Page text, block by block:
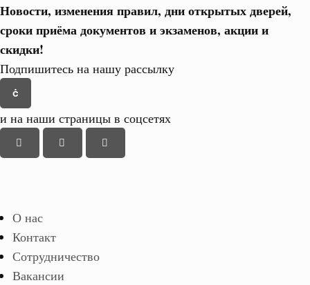
Новости, изменения правил, дни открытых дверей,
сроки приёма документов и экзаменов, акции и
скидки!
Подпишитесь на нашу рассылку
и на наши страницы в соцсетях
О нас
Контакт
Сотрудничество
Вакансии